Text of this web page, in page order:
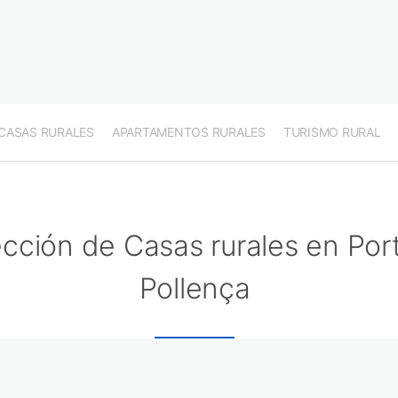
RURALES APARTAMENTOS RURALES TURISMO RURAL
de Casas rurales en
Pollença